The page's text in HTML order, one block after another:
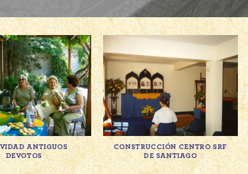
ANTIGUOS
DEVOTOS
CONSTRUCCIÓN CENTRO SRF
DE SANTIAGO